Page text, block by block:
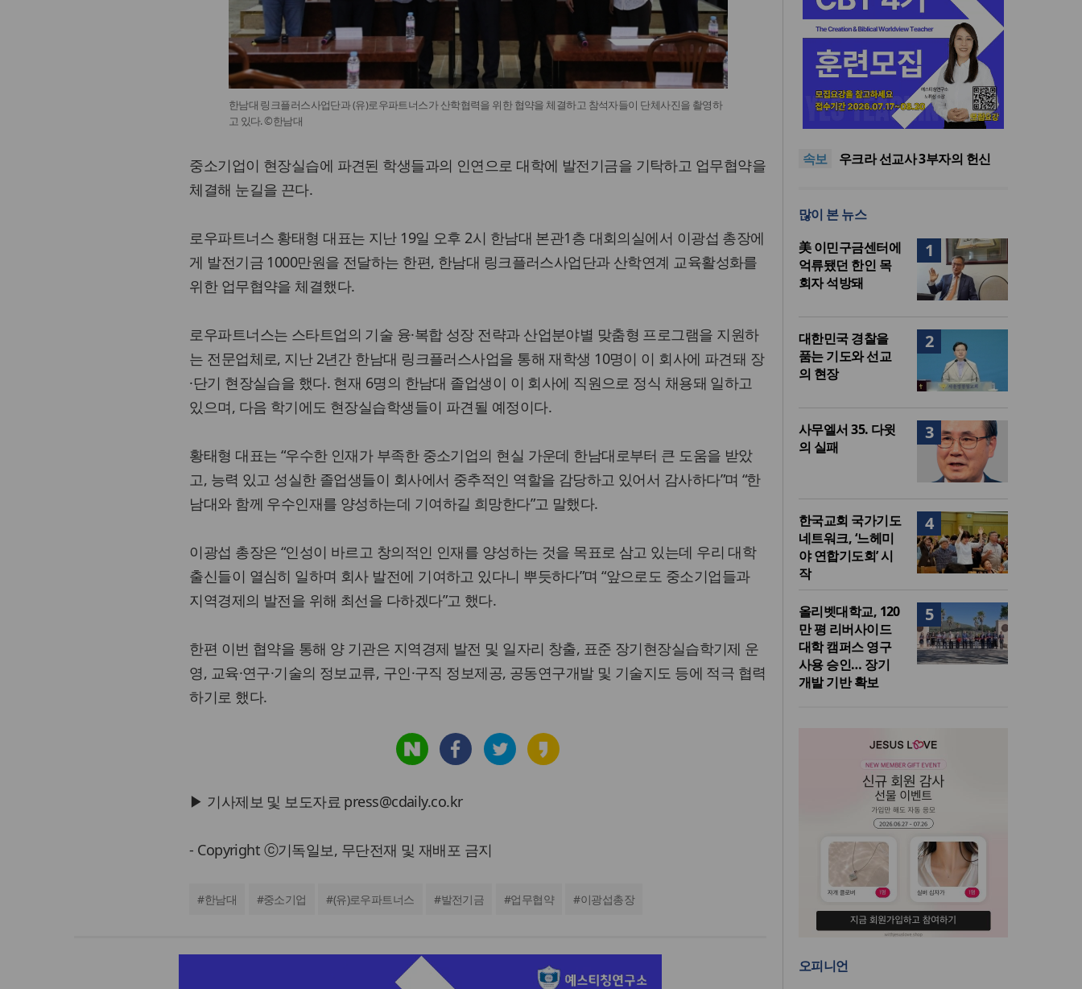
한남대 링크플러스사업단과 (유)로우파트너스가 산학협력을 위한 협약을 체결하고 참석자들이 단체사진을 촬영하
고 있다. ©한남대
중소기업이 현장실습에 파견된 학생들과의 인연으로 대학에 발전기금을 기탁하고 업무협약을
체결해 눈길을 끈다.
로우파트너스 황태형 대표는 지난 19일 오후 2시 한남대 본관1층 대회의실에서 이광섭 총장에
게 발전기금 1000만원을 전달하는 한편, 한남대 링크플러스사업단과 산학연계 교육활성화를
위한 업무협약을 체결했다.
로우파트너스는 스타트업의 기술 융·복합 성장 전략과 산업분야별 맞춤형 프로그램을 지원하
는 전문업체로, 지난 2년간 한남대 링크플러스사업을 통해 재학생 10명이 이 회사에 파견돼 장
·단기 현장실습을 했다. 현재 6명의 한남대 졸업생이 이 회사에 직원으로 정식 채용돼 일하고
있으며, 다음 학기에도 현장실습학생들이 파견될 예정이다.
황태형 대표는 “우수한 인재가 부족한 중소기업의 현실 가운데 한남대로부터 큰 도움을 받았
고, 능력 있고 성실한 졸업생들이 회사에서 중추적인 역할을 감당하고 있어서 감사하다”며 “한
남대와 함께 우수인재를 양성하는데 기여하길 희망한다”고 말했다.
이광섭 총장은 “인성이 바르고 창의적인 인재를 양성하는 것을 목표로 삼고 있는데 우리 대학
출신들이 열심히 일하며 회사 발전에 기여하고 있다니 뿌듯하다”며 “앞으로도 중소기업들과
지역경제의 발전을 위해 최선을 다하겠다”고 했다.
한편 이번 협약을 통해 양 기관은 지역경제 발전 및 일자리 창출, 표준 장기현장실습학기제 운
영, 교육·연구·기술의 정보교류, 구인·구직 정보제공, 공동연구개발 및 기술지도 등에 적극 협력
하기로 했다.
▶ 기사제보 및 보도자료 press@cdaily.co.kr
- Copyright ⓒ기독일보, 무단전재 및 재배포 금지
#한남대 #중소기업 #(유)로우파트너스 #발전기금 #업무협약 #이광섭총장
속보
인도 마하라슈트라주 개종 금
지법 시행… 기독교계 강력 반
올리벳대학교, 120만 평 리버사
인… 장기 개발 기반 확보
한인 목회자 석방돼
우크라 선교사 3부자의 헌신
지법 시행… 기독교계 강력 반
올리벳대학교, 120만 평 리버사
이드 대학 캠퍼스 영구 사용 승
인… 장기 개발 기반 확보
많이 본 뉴스
1
美 이민구금센터에
억류됐던 한인 목
회자 석방돼
2
대한민국 경찰을
품는 기도와 선교
의 현장
3
사무엘서 35. 다윗
의 실패
4
한국교회 국가기도
네트워크, ‘느헤미
야 연합기도회’ 시
작
5
올리벳대학교, 120
만 평 리버사이드
대학 캠퍼스 영구
사용 승인… 장기
개발 기반 확보
오피니언